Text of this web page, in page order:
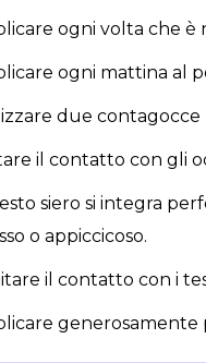
ogni volta che è
ogni mattina al
due
il contatto con gli
siero si integra
o appiccicoso.
il contatto con i
generosamente